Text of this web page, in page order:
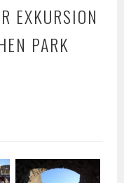
EXKURSION
PARK